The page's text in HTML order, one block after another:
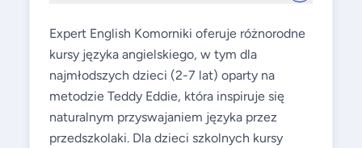
Expert English Komorniki oferuje różnorodne
kursy języka angielskiego, w tym dla
najmłodszych dzieci (2-7 lat) oparty na
metodzie Teddy Eddie, która inspiruje się
naturalnym przyswajaniem języka przez
przedszkolaki. Dla dzieci szkolnych kursy